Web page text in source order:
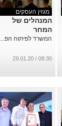
מגזין העסקים
המנהלים של
המחר
המשרד לפיתוח הפ...
08:30 / 29.01.20